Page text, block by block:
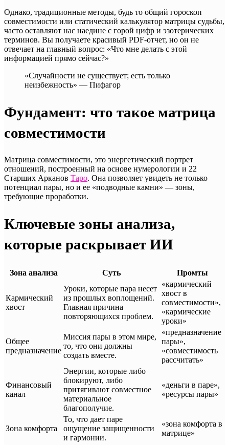
Однако, традиционные методы, будь то общий гороскоп
совместимости или статический калькулятор матрицы судьбы,
часто оставляют нас наедине с горой цифр и эзотерических
терминов. Вы получаете красивый PDF-отчет, но он не
отвечает на главный вопрос: «Что мне делать с этой
информацией прямо сейчас?»
«Случайности не существует; есть только
неизбежность» — Пифагор
Фундамент: что такое матрица
совместимости
Матрица совместимости, это энергетический портрет
отношений, построенный на основе нумерологии и 22
Старших Арканов Таро. Она позволяет увидеть не только
потенциал пары, но и ее «подводные камни» — зоны,
требующие проработки.
Ключевые зоны анализа,
которые раскрывает ИИ
Зона анализа Суть Промты
Кармический
хвост
Уроки, которые пара несет
из прошлых воплощений.
Главная причина
повторяющихся проблем.
«кармический
хвост в
совместимости»,
«кармические
уроки»
Общее
предназначение
Миссия пары в этом мире,
то, что они должны
создать вместе.
«предназначение
пары»,
«совместимость
рассчитать»
Финансовый
канал
Энергии, которые либо
блокируют, либо
притягивают совместное
материальное
благополучие.
«деньги в паре»,
«ресурсы пары»
Зона комфорта
То, что дает паре
ощущение защищенности
и гармонии.
«зона комфорта в
матрице»